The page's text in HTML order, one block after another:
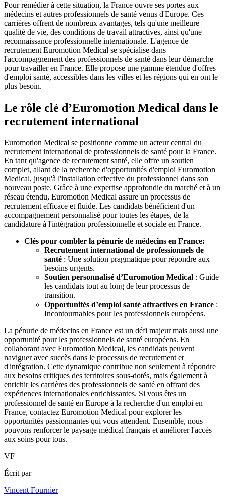
Pour remédier à cette situation, la France ouvre ses portes aux
médecins et autres professionnels de santé venus d'Europe. Ces
carrières offrent de nombreux avantages, tels qu'une meilleure
qualité de vie, des conditions de travail attractives, ainsi qu'une
reconnaissance professionnelle internationale. L'agence de
recrutement Euromotion Medical se spécialise dans
l'accompagnement des professionnels de santé dans leur démarche
pour travailler en France. Elle propose une gamme étendue d'offres
d'emploi santé, accessibles dans les villes et les régions qui en ont le
plus besoin.
Le rôle clé d’Euromotion Medical dans le
recrutement international
Euromotion Medical se positionne comme un acteur central du
recrutement international de professionnels de santé pour la France.
En tant qu'agence de recrutement santé, elle offre un soutien
complet, allant de la recherche d'opportunités d'emploi Euromotion
Medical, jusqu'à l'installation effective du professionnel dans son
nouveau poste. Grâce à une expertise approfondie du marché et à un
réseau étendu, Euromotion Medical assure un processus de
recrutement efficace et fluide. Les candidats bénéficient d'un
accompagnement personnalisé pour toutes les étapes, de la
candidature à l'intégration professionnelle et sociale en France.
Clés pour combler la pénurie de médecins en France:
Recrutement international de professionnels de
santé : Une solution pragmatique pour répondre aux
besoins urgents.
Soutien personnalisé d’Euromotion Medical : Guide
les candidats tout au long de leur processus de
transition.
Opportunités d’emploi santé attractives en France :
Incontournables pour les professionnels européens.
La pénurie de médecins en France est un défi majeur mais aussi une
opportunité pour les professionnels de santé européens. En
collaborant avec Euromotion Medical, les candidats peuvent
naviguer avec succès dans le processus de recrutement et
d'intégration. Cette dynamique contribue non seulement à répondre
aux besoins critiques des territoires sous-dotés, mais également à
enrichir les carrières des professionnels de santé en offrant des
expériences internationales enrichissantes. Si vous êtes un
professionnel de santé en Europe à la recherche d'un emploi en
France, contactez Euromotion Medical pour explorer les
opportunités passionnantes qui vous attendent. Ensemble, nous
pouvons renforcer le paysage médical français et améliorer l'accès
aux soins pour tous.
VF
Écrit par
Vincent Fournier